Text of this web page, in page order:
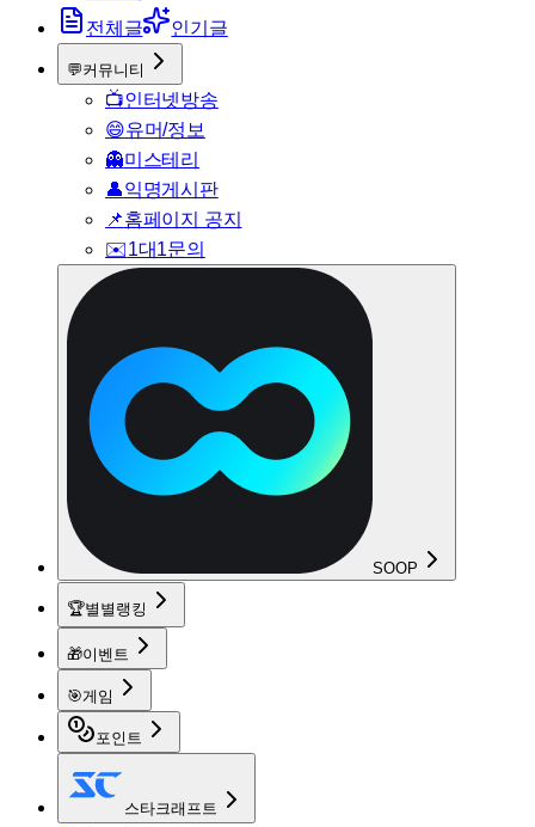
전체글
인기글
💬커뮤니티
📺인터넷방송
😄유머/정보
👻미스테리
👤익명게시판
📌홈페이지 공지
✉️1대1문의
SOOP
🏆별별랭킹
🎁이벤트
🎯게임
포인트
스타크래프트